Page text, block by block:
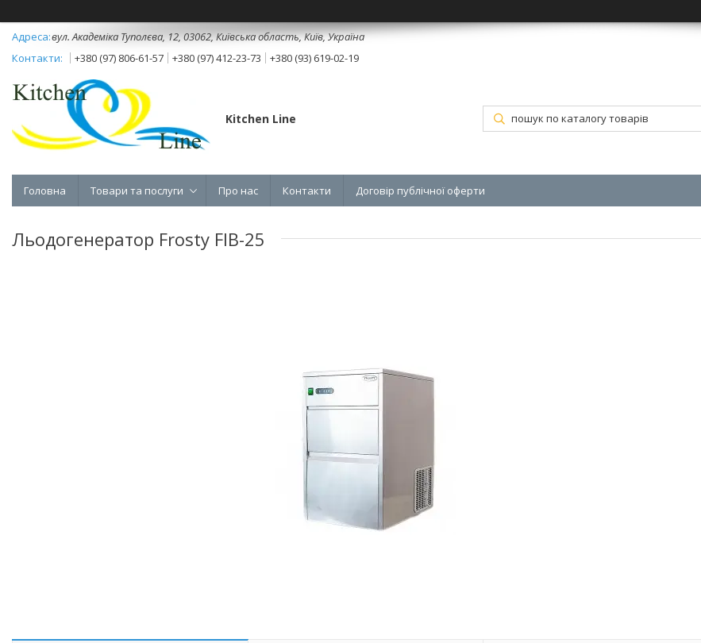
вул. Академіка Туполєва, 12, 03062, Київська область, Київ, Україна
+380 (97) 806-61-57
+380 (97) 412-23-73 +380 (93) 619-02-19
Kitchen Line
Головна Товари та послуги Про нас Контакти Договір публічної оферти
Льодогенератор Frosty FIB-25